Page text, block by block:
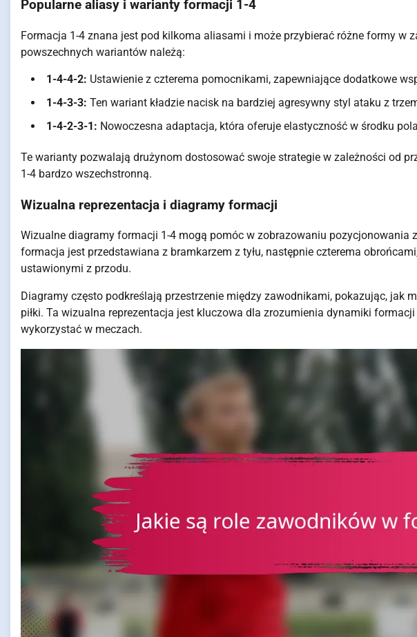
Popularne aliasy i warianty formacji 1-4
Formacja 1-4 znana jest pod kilkoma aliasami i może przybierać różne formy w
powszechnych wariantów należą:
1-4-4-2: Ustawienie z czterema pomocnikami, zapewniające dodatkowe
1-4-3-3: Ten wariant kładzie nacisk na bardziej agresywny styl ataku z
1-4-2-3-1: Nowoczesna adaptacja, która oferuje elastyczność w środku
Te warianty pozwalają drużynom dostosować swoje strategie w zależności od
1-4 bardzo wszechstronną.
Wizualna reprezentacja i diagramy formacji
Wizualne diagramy formacji 1-4 mogą pomóc w zobrazowaniu pozycjonowania
formacja jest przedstawiana z bramkarzem z tyłu, następnie czterema
ustawionymi z przodu.
Diagramy często podkreślają przestrzenie między zawodnikami, pokazując, jak
piłki. Ta wizualna reprezentacja jest kluczowa dla zrozumienia dynamiki
wykorzystać w meczach.